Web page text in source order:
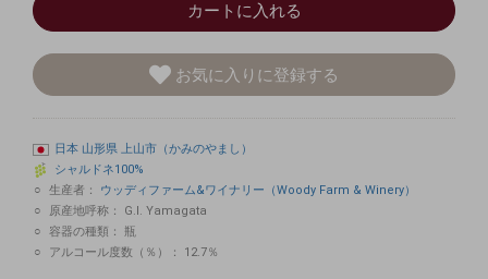
カートに入れる
お気に入りに登録する
日本 山形県 上山市（かみのやまし）
シャルドネ100%
生産者：
ウッディファーム&ワイナリー（Woody Farm & Winery）
原産地呼称：
G.I. Yamagata
容器の種類：
瓶
アルコール度数（％）：
12.7％